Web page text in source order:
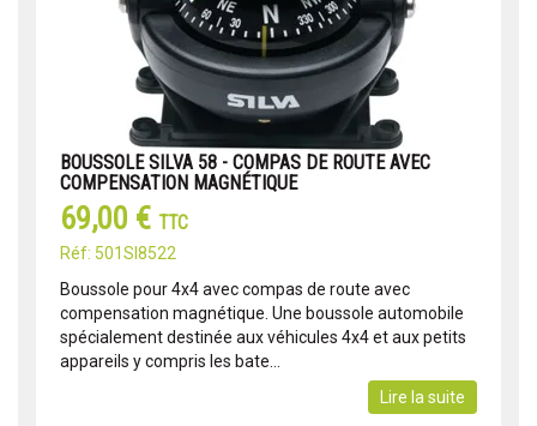
BOUSSOLE SILVA 58 - COMPAS DE ROUTE AVEC
COMPENSATION MAGNÉTIQUE
69,00 € TTC
Réf: 501SI8522
Boussole pour 4x4 avec compas de route avec
compensation magnétique. Une boussole automobile
spécialement destinée aux véhicules 4x4 et aux petits
appareils y compris les bate...
Lire la suite